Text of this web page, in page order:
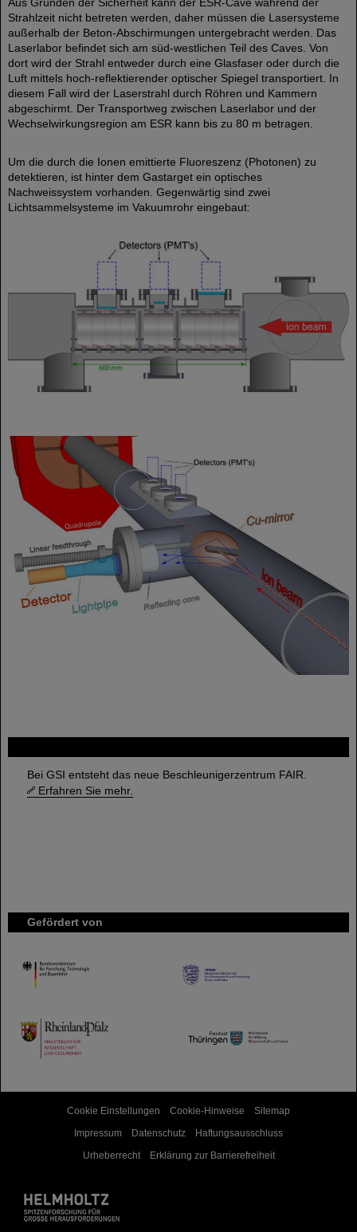
Bei GSI entsteht das neue Beschleunigerzentrum FAIR.
Erfahren Sie mehr.
Gefördert von
HMWK
TMWWDG
Aus Gründen der Sicherheit kann der ESR-Cave während der
Strahlzeit nicht betreten werden, daher müssen die Lasersysteme
außerhalb der Beton-Abschirmungen untergebracht werden. Das
Laserlabor befindet sich am süd-westlichen Teil des Caves. Von
dort wird der Strahl entweder durch eine Glasfaser oder durch die
Luft mittels hoch-reflektierender optischer Spiegel transportiert. In
diesem Fall wird der Laserstrahl durch Röhren und Kammern
abgeschirmt. Der Transportweg zwischen Laserlabor und der
Wechselwirkungsregion am ESR kann bis zu 80 m betragen.
Um die durch die Ionen emittierte Fluoreszenz (Photonen) zu
detektieren, ist hinter dem Gastarget ein optisches
Nachweissystem vorhanden. Gegenwärtig sind zwei
Lichtsammelsysteme im Vakuumrohr eingebaut:
Cookie Einstellungen Cookie-Hinweise
Sitemap
Impressum
Datenschutz
Haftungsausschluss
Urheberrecht
Erklärung zur Barrierefreiheit